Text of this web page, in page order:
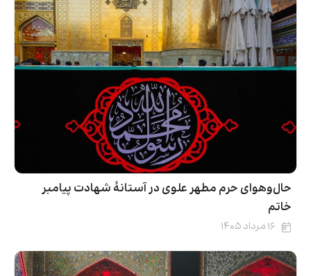
حال‌وهوای حرم مطهر علوی در آستانۀ شهادت پیامبر
خاتم
۱۶ مرداد ۱۴۰۵